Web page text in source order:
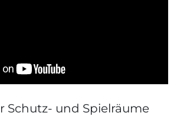
Schutz- und Spielräume